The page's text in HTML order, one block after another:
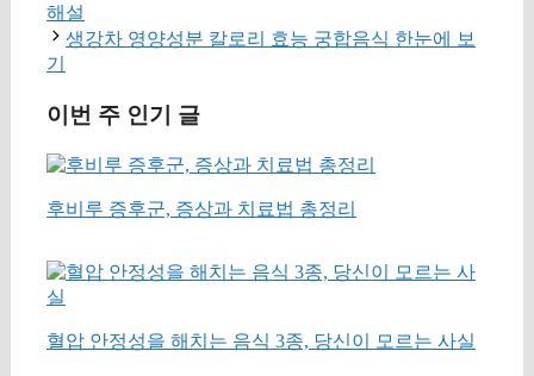
해설
생강차 영양성분 칼로리 효능 궁합음식 한눈에 보
기
이번 주 인기 글
후비루 증후군, 증상과 치료법 총정리
혈압 안정성을 해치는 음식 3종, 당신이 모르는 사실